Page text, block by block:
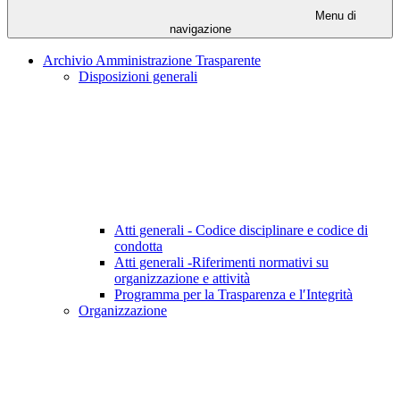
Menu di
navigazione
Archivio Amministrazione Trasparente
Disposizioni generali
Atti generali - Codice disciplinare e codice di
condotta
Atti generali -Riferimenti normativi su
organizzazione e attività
Programma per la Trasparenza e l′Integrità
Organizzazione